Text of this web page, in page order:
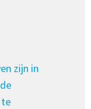
zijn in